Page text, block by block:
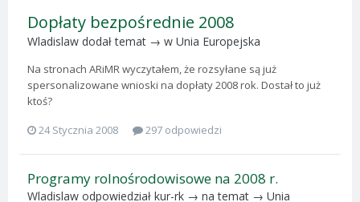
Dopłaty bezpośrednie 2008
Wladislaw dodał temat → w Unia Europejska
Na stronach ARiMR wyczytałem, że rozsyłane są już
spersonalizowane wnioski na dopłaty 2008 rok. Dostał to już
ktoś?
24 Stycznia 2008
297 odpowiedzi
Programy rolnośrodowisowe na 2008 r.
Wladislaw odpowiedział kur-rk → na temat → Unia